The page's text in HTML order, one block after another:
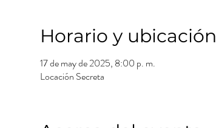
Horario y ubicación
17 de may de 2025, 8:00 p. m.
Locación Secreta